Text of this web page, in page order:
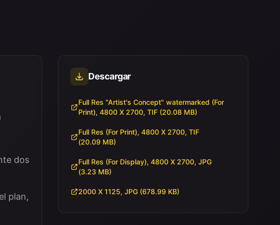
dos
plan,
Descargar
Full Res "Artist's Concept" watermarked (For
Print), 4800 X 2700, TIF (20.08 MB)
Full Res (For Print), 4800 X 2700, TIF
(20.09 MB)
Full Res (For Display), 4800 X 2700, JPG
(3.23 MB)
2000 X 1125, JPG (678.99 KB)